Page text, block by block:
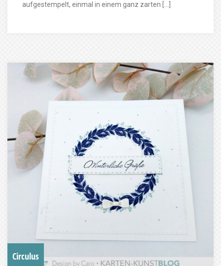
aufgestempelt, einmal in einem ganz zarten […]
Circulus